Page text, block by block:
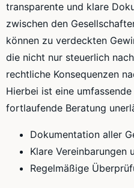
transparente und klare
zwischen den
können zu verdeckten
die nicht nur steuerlich
rechtliche Konsequenzen
Hierbei ist eine
fortlaufende Beratung
Dokumentation aller
Klare Vereinbarungen
Regelmäßige